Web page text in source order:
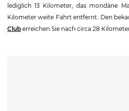
lediglich 13 Kilometer, das mondäne
Kilometer weite Fahrt entfernt. Den
Club erreichen Sie nach circa 28